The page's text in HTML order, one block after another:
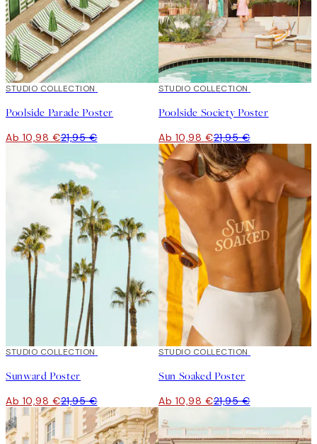
50%*
STUDIO COLLECTION
Poolside Parade Poster
Ab 10,98 €21,95 €
50%*
STUDIO COLLECTION
Poolside Society Poster
Ab 10,98 €21,95 €
50%*
STUDIO COLLECTION
Sunward Poster
Ab 10,98 €21,95 €
50%*
STUDIO COLLECTION
Sun Soaked Poster
Ab 10,98 €21,95 €